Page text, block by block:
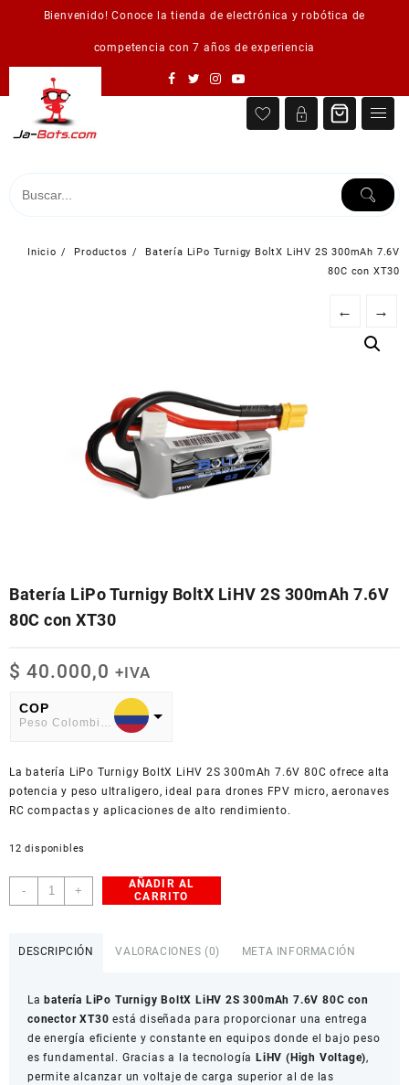
Bienvenido! Conoce la tienda de electrónica y robótica de
competencia con 7 años de experiencia
Inicio Productos
Batería LiPo Turnigy BoltX LiHV 2S 300mAh 7.6V
80C con XT30
← →
Batería LiPo Turnigy BoltX LiHV 2S 300mAh 7.6V
80C con XT30
$ 40.000,0 +IVA
COP
American Dollar
La batería LiPo Turnigy BoltX LiHV 2S 300mAh 7.6V 80C ofrece alta
potencia y peso ultraligero, ideal para drones FPV micro, aeronaves
RC compactas y aplicaciones de alto rendimiento.
12 disponibles
-
Batería
LiPo
300mAh
7.6V
80C
con
XT30
+
AÑADIR AL
CARRITO
DESCRIPCIÓN VALORACIONES (0) META INFORMACIÓN
Labatería LiPo Turnigy BoltX LiHV 2S 300mAh 7.6V 80C con
conector XT30 está diseñada para proporcionar una entrega
de energía eficiente y constante en equipos donde el bajo peso
es fundamental. Gracias a la tecnologíaLiHV (High Voltage),
permite alcanzar un voltaje de carga superior al de las